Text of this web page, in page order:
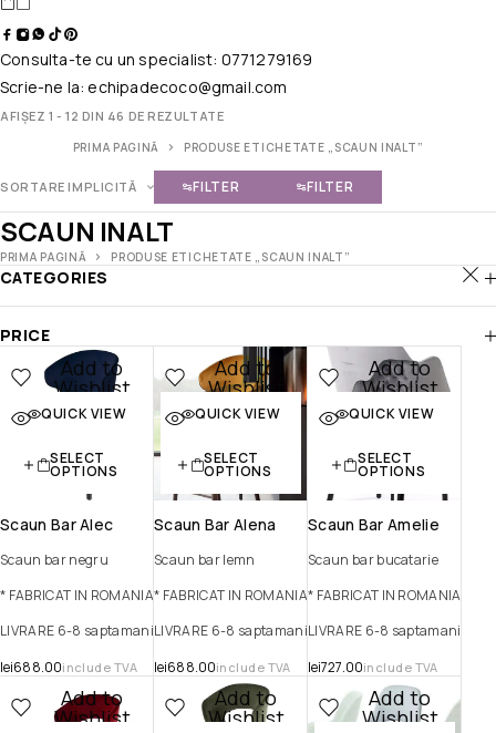
Consulta-te cu un specialist: 0771279169
Scrie-ne la:echipadecoco@gmail.com
AFIȘEZ 1 - 12 DIN 46 DE REZULTATE
PRIMA PAGINĂ PRODUSE ETICHETATE „SCAUN INALT”
SORTARE IMPLICITĂ FILTER FILTER
SCAUN INALT
PRIMA PAGINĂ PRODUSE ETICHETATE „SCAUN INALT”
CATEGORIES
PRICE
Add to
Wishlist
Quick view
QUICK VIEW
SELECT
OPTIONS
Scaun Bar Alec
Scaun bar negru
* FABRICAT IN ROMANIA
LIVRARE 6-8 saptamani
lei688.00include TVA
Add to
Wishlist
Quick view
QUICK VIEW
SELECT
OPTIONS
Scaun Bar Alena
Scaun bar lemn
* FABRICAT IN ROMANIA
LIVRARE 6-8 saptamani
lei688.00include TVA
Add to
Wishlist
Quick view
QUICK VIEW
SELECT
OPTIONS
Scaun Bar Amelie
Scaun bar bucatarie
* FABRICAT IN ROMANIA
LIVRARE 6-8 saptamani
lei727.00include TVA
Add to
Wishlist
Add to
Wishlist
Add to
Wishlist